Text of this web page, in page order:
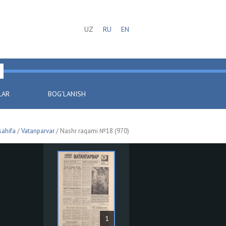
UZ RU EN
BOG'LANISH
/Vatanparvar/ Nashr raqami №18 (970)
1